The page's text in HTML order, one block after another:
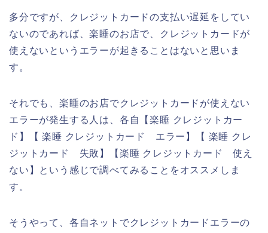
多分ですが、クレジットカードの支払い遅延をしてい
ないのであれば、楽睡のお店で、クレジットカードが
使えないというエラーが起きることはないと思いま
す。
それでも、楽睡のお店でクレジットカードが使えない
エラーが発生する人は、各自【楽睡 クレジットカー
ド】【 楽睡 クレジットカード エラー】【 楽睡 クレ
ジットカード 失敗】【楽睡 クレジットカード 使え
ない】という感じで調べてみることをオススメしま
す。
そうやって、各自ネットでクレジットカードエラーの